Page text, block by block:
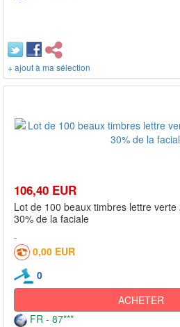
+ ajout à ma sélection
106,40 EUR
Lot de 100 beaux timbres lettre
30% de la faciale
0,00 EUR
0
ACHETER
FR - 87***